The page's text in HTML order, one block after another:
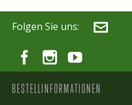
Folgen Sie uns:
BESTELLINFORMATIONEN